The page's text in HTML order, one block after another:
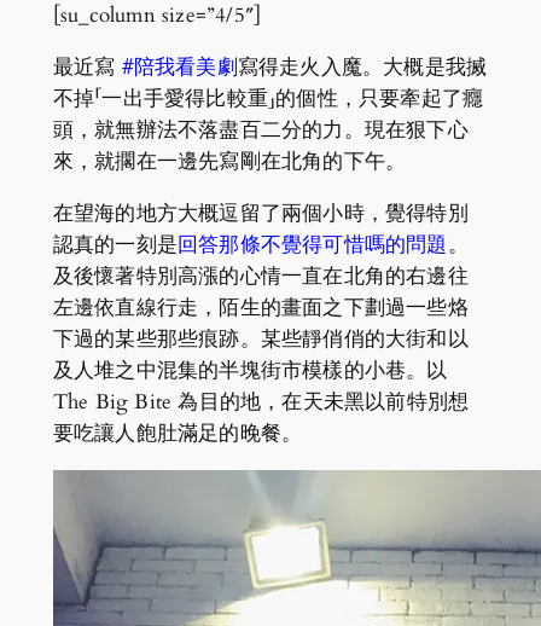
[su_column size=”4/5″]
最近寫 #陪我看美劇寫得走火入魔。大概是我搣
不掉「一出手愛得比較重」的個性，只要牽起了癮
頭，就無辦法不落盡百二分的力。現在狠下心
來，就擱在一邊先寫剛在北角的下午。
在望海的地方大概逗留了兩個小時，覺得特別
認真的一刻是回答那條不覺得可惜嗎的問題。
及後懷著特別高漲的心情一直在北角的右邊往
左邊依直線行走，陌生的畫面之下劃過一些烙
下過的某些那些痕跡。某些靜俏俏的大街和以
及人堆之中混集的半塊街市模樣的小巷。以
The Big Bite 為目的地，在天未黑以前特別想
要吃讓人飽肚滿足的晚餐。